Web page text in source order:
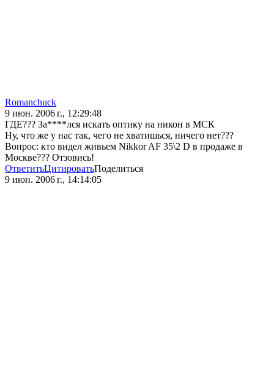
Romanchuck
9 июн. 2006 г., 12:29:48
ГДЕ??? За****лся искать оптику на никон в МСК
Ну, что же у нас так, чего не хватишься, ничего нет???
Вопрос: кто видел живьем Nikkor AF 35\2 D в продаже в
Москве??? Отзовись!
ОтветитьЦитироватьПоделиться
9 июн. 2006 г., 14:14:05